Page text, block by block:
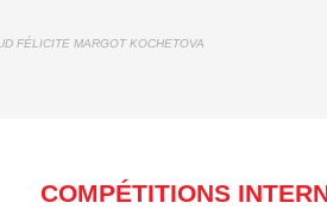
FÉLICITE MARGOT KOCHETOVA
COMPÉTITIONS